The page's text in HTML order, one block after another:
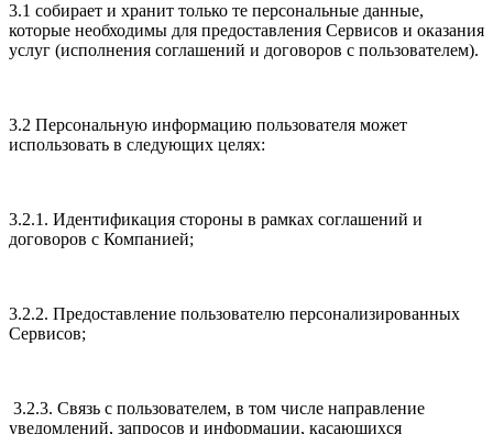
3.1 собирает и хранит только те персональные данные,
которые необходимы для предоставления Сервисов и оказания
услуг (исполнения соглашений и договоров с пользователем).
3.2 Персональную информацию пользователя может
использовать в следующих целях:
3.2.1. Идентификация стороны в рамках соглашений и
договоров с Компанией;
3.2.2. Предоставление пользователю персонализированных
Сервисов;
3.2.3. Связь с пользователем, в том числе направление
уведомлений, запросов и информации, касающихся